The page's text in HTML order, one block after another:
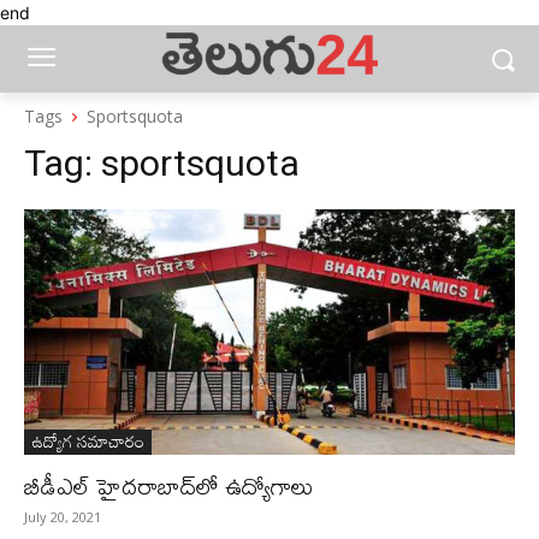
end
Tags Sportsquota
Tag: sportsquota
ఉద్యోగ సమాచారం
బీడీఎల్ హైదరాబాద్‌లో ఉద్యోగాలు
July 20, 2021